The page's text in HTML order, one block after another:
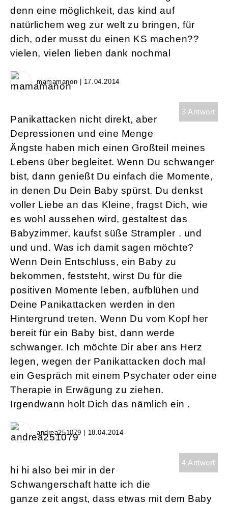
denn eine möglichkeit, das kind auf
natürlichem weg zur welt zu bringen, für
dich, oder musst du einen KS machen??
vielen, vielen lieben dank nochmal
mamamanon | 17.04.2014
3 Antwort
Panikattacken nicht direkt, aber
Depressionen und eine Menge
Ängste haben mich einen Großteil meines
Lebens über begleitet. Wenn Du schwanger
bist, dann genießt Du einfach die Momente,
in denen Du Dein Baby spürst. Du denkst
voller Liebe an das Kleine, fragst Dich, wie
es wohl aussehen wird, gestaltest das
Babyzimmer, kaufst süße Strampler . und
und und. Was ich damit sagen möchte?
Wenn Dein Entschluss, ein Baby zu
bekommen, feststeht, wirst Du für die
positiven Momente leben, aufblühen und
Deine Panikattacken werden in den
Hintergrund treten. Wenn Du vom Kopf her
bereit für ein Baby bist, dann werde
schwanger. Ich möchte Dir aber ans Herz
legen, wegen der Panikattacken doch mal
ein Gespräch mit einem Psychater oder eine
Therapie in Erwägung zu ziehen.
Irgendwann holt Dich das nämlich ein .
andrea251079 | 18.04.2014
4 Antwort
hi hi also bei mir in der
Schwangerschaft hatte ich die
ganze zeit angst, dass etwas mit dem Baby